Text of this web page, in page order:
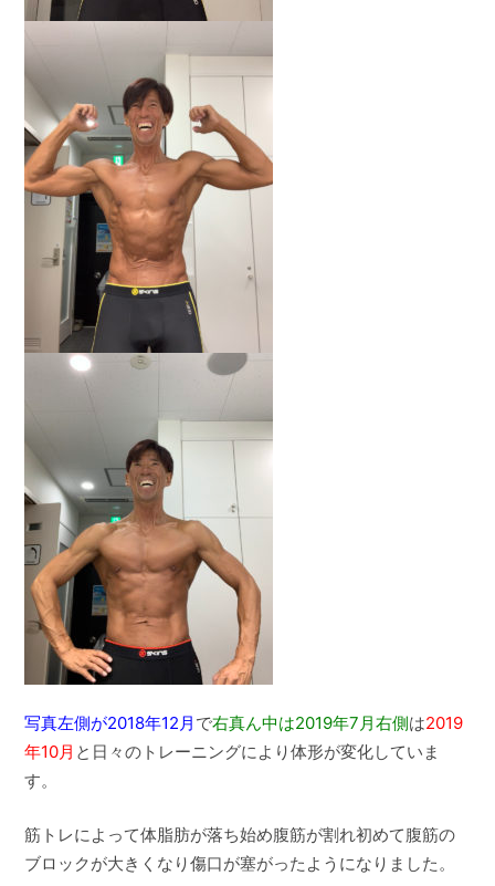
写真左側が2018年12月 で右真ん中は2019年7月右側は2019
年10月 と日々のトレーニングにより体形が変化していま
す。
筋トレによって体脂肪が落ち始め腹筋が割れ初めて腹筋の
ブロックが大きくなり傷口が塞がったようになりました。